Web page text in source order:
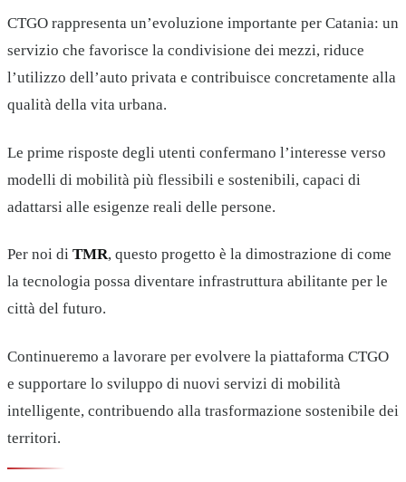
CTGO rappresenta un’evoluzione importante per Catania: un
servizio che favorisce la condivisione dei mezzi, riduce
l’utilizzo dell’auto privata e contribuisce concretamente alla
qualità della vita urbana.
Le prime risposte degli utenti confermano l’interesse verso
modelli di mobilità più flessibili e sostenibili, capaci di
adattarsi alle esigenze reali delle persone.
Per noi di TMR, questo progetto è la dimostrazione di come
la tecnologia possa diventare infrastruttura abilitante per le
città del futuro.
Continueremo a lavorare per evolvere la piattaforma CTGO
e supportare lo sviluppo di nuovi servizi di mobilità
intelligente, contribuendo alla trasformazione sostenibile dei
territori.